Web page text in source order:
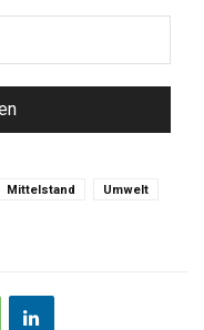
Mittelstand Umwelt